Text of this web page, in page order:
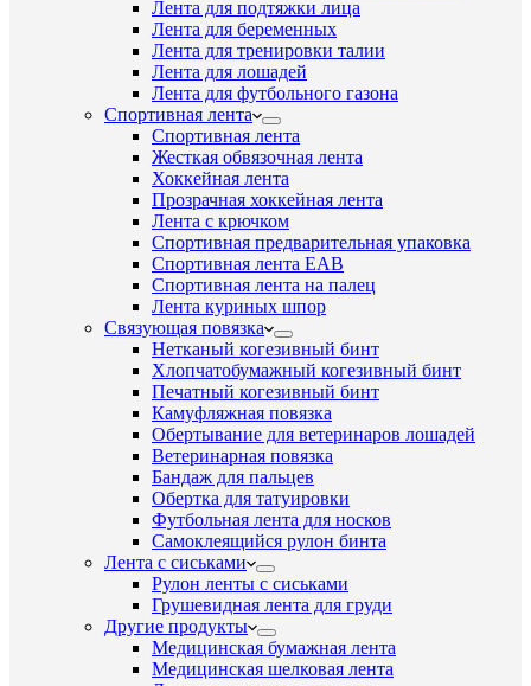
Лента для подтяжки лица
Лента для беременных
Лента для тренировки талии
Лента для лошадей
Лента для футбольного газона
Спортивная лента
Спортивная лента
Жесткая обвязочная лента
Хоккейная лента
Прозрачная хоккейная лента
Лента с крючком
Спортивная предварительная упаковка
Спортивная лента EAB
Спортивная лента на палец
Лента куриных шпор
Связующая повязка
Нетканый когезивный бинт
Хлопчатобумажный когезивный бинт
Печатный когезивный бинт
Камуфляжная повязка
Обертывание для ветеринаров лошадей
Ветеринарная повязка
Бандаж для пальцев
Обертка для татуировки
Футбольная лента для носков
Самоклеящийся рулон бинта
Лента с сиськами
Рулон ленты с сиськами
Грушевидная лента для груди
Другие продукты
Медицинская бумажная лента
Медицинская шелковая лента